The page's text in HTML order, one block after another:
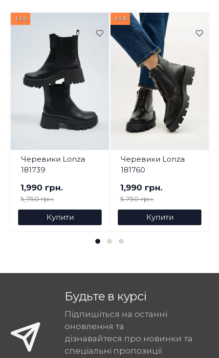
-65%
Черевики Lonza
181739
1,990 грн.
5,750 грн.
Купити
-65%
Черевики Lonza
181760
1,990 грн.
5,750 грн.
Купити
Будьте в курсі
Підпишіться на останні
оновлення та
дізнавайтеся про новинки та
спеціальні пропозиції